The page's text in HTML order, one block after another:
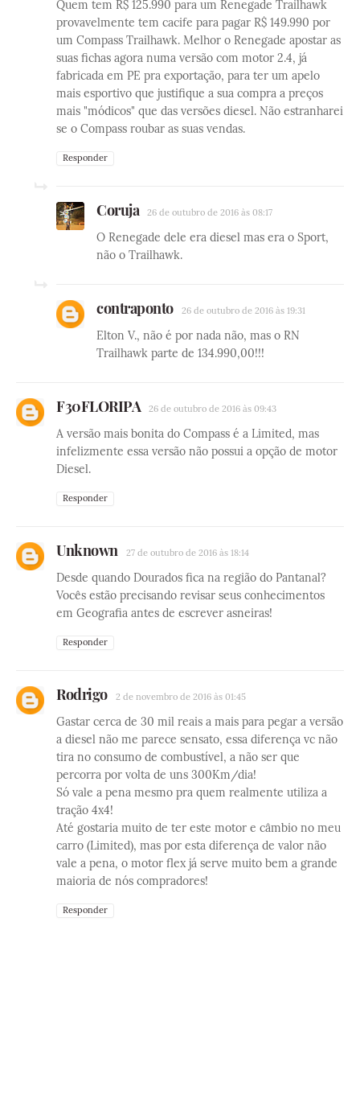
Quem tem R$ 125.990 para um Renegade Trailhawk
provavelmente tem cacife para pagar R$ 149.990 por
um Compass Trailhawk. Melhor o Renegade apostar as
suas fichas agora numa versão com motor 2.4, já
fabricada em PE pra exportação, para ter um apelo
mais esportivo que justifique a sua compra a preços
mais "módicos" que das versões diesel. Não estranharei
se o Compass roubar as suas vendas.
Responder
Coruja 26 de outubro de 2016 às 08:17
O Renegade dele era diesel mas era o Sport,
não o Trailhawk.
contraponto 26 de outubro de 2016 às 19:31
Elton V., não é por nada não, mas o RN
Trailhawk parte de 134.990,00!!!
F30FLORIPA 26 de outubro de 2016 às 09:43
A versão mais bonita do Compass é a Limited, mas
infelizmente essa versão não possui a opção de motor
Diesel.
Responder
Unknown 27 de outubro de 2016 às 18:14
Desde quando Dourados fica na região do Pantanal?
Vocês estão precisando revisar seus conhecimentos
em Geografia antes de escrever asneiras!
Responder
Rodrigo 2 de novembro de 2016 às 01:45
Gastar cerca de 30 mil reais a mais para pegar a versão
a diesel não me parece sensato, essa diferença vc não
tira no consumo de combustível, a não ser que
percorra por volta de uns 300Km/dia!
Só vale a pena mesmo pra quem realmente utiliza a
tração 4x4!
Até gostaria muito de ter este motor e câmbio no meu
carro (Limited), mas por esta diferença de valor não
vale a pena, o motor flex já serve muito bem a grande
maioria de nós compradores!
Responder